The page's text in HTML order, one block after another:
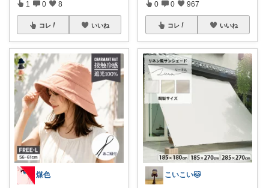
1 0 8
コレ いいね
煤色
0 0 967
コレ いいね
こいこい🐱